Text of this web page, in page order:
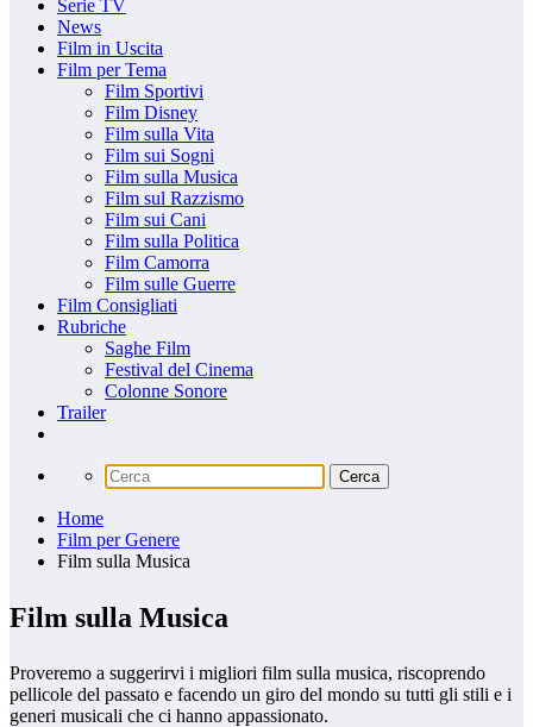
Serie TV
News
Film in Uscita
Film per Tema
Film Sportivi
Film Disney
Film sulla Vita
Film sui Sogni
Film sulla Musica
Film sul Razzismo
Film sui Cani
Film sulla Politica
Film Camorra
Film sulle Guerre
Film Consigliati
Rubriche
Saghe Film
Festival del Cinema
Colonne Sonore
Trailer
Home
Film per Genere
Film sulla Musica
Film sulla Musica
Proveremo a suggerirvi i migliori film sulla musica, riscoprendo
pellicole del passato e facendo un giro del mondo su tutti gli stili e i
generi musicali che ci hanno appassionato.